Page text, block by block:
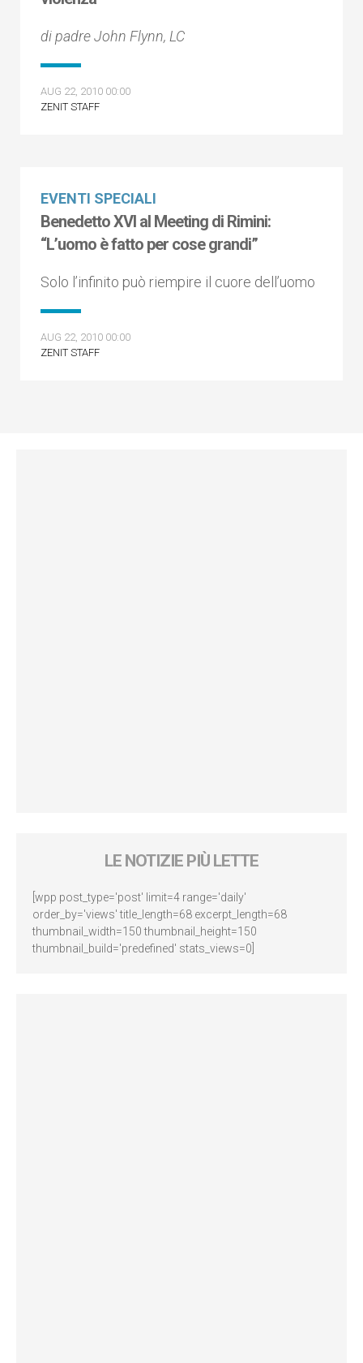
di padre John Flynn, LC
AUG 22, 2010 00:00
ZENIT STAFF
EVENTI SPECIALI
Benedetto XVI al Meeting di Rimini:
“L’uomo è fatto per cose grandi”
Solo l’infinito può riempire il cuore dell’uomo
AUG 22, 2010 00:00
ZENIT STAFF
LE NOTIZIE PIÙ LETTE
[wpp post_type='post' limit=4 range='daily'
order_by='views' title_length=68 excerpt_length=68
thumbnail_width=150 thumbnail_height=150
thumbnail_build='predefined' stats_views=0]